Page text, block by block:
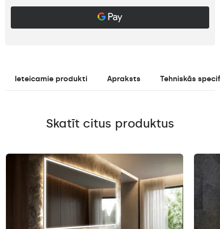
Ieteicamie produkti Apraksts Tehniskās
Skatīt citus produktus